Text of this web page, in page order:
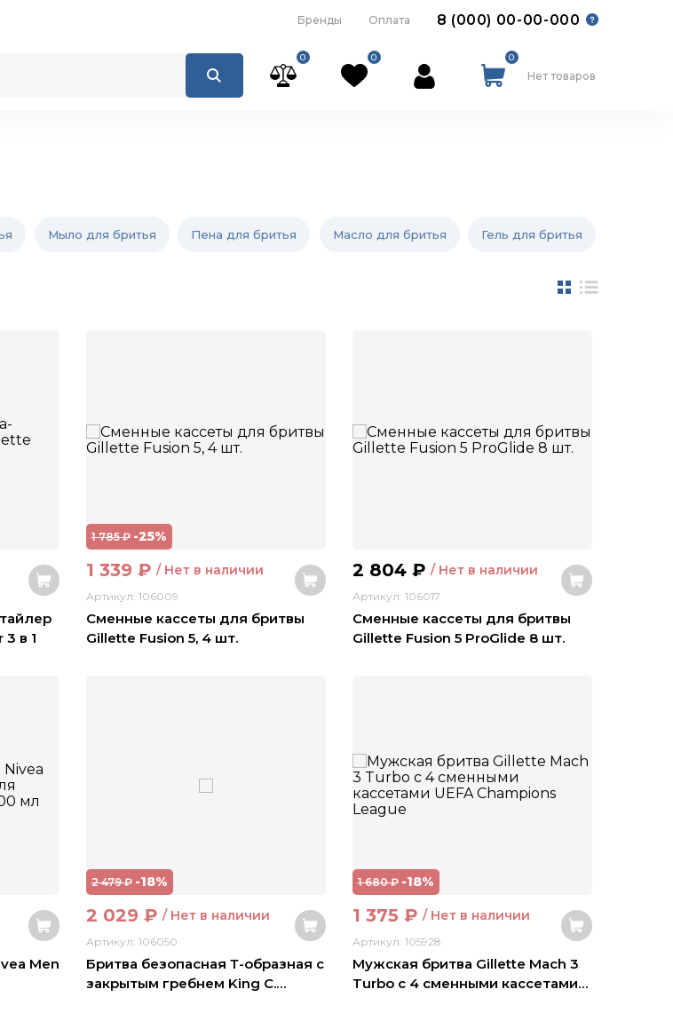
Бренды Оплата 8 (000) 00-00-000
0 0 0
Нет товаров
Мыло для бритья Пена для бритья Масло для бритья Гель для бритья
в 1
1 785₽ -25%
1 339 ₽ / Нет в наличии
Артикул: 106009
Сменные кассеты для бритвы
Gillette Fusion 5, 4 шт.
2 804 ₽ / Нет в наличии
Артикул: 106017
Сменные кассеты для бритвы
Gillette Fusion 5 ProGlide 8 шт.
Men
2 479₽ -18%
2 029 ₽ / Нет в наличии
Артикул: 106050
Бритва безопасная Т-образная с
закрытым гребнем King C.…
1 680₽ -18%
1 375 ₽ / Нет в наличии
Артикул: 105928
Мужская бритва Gillette Mach 3
Turbo с 4 сменными кассетами…